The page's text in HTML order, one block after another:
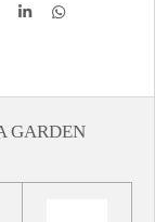
S
D
GARDEN